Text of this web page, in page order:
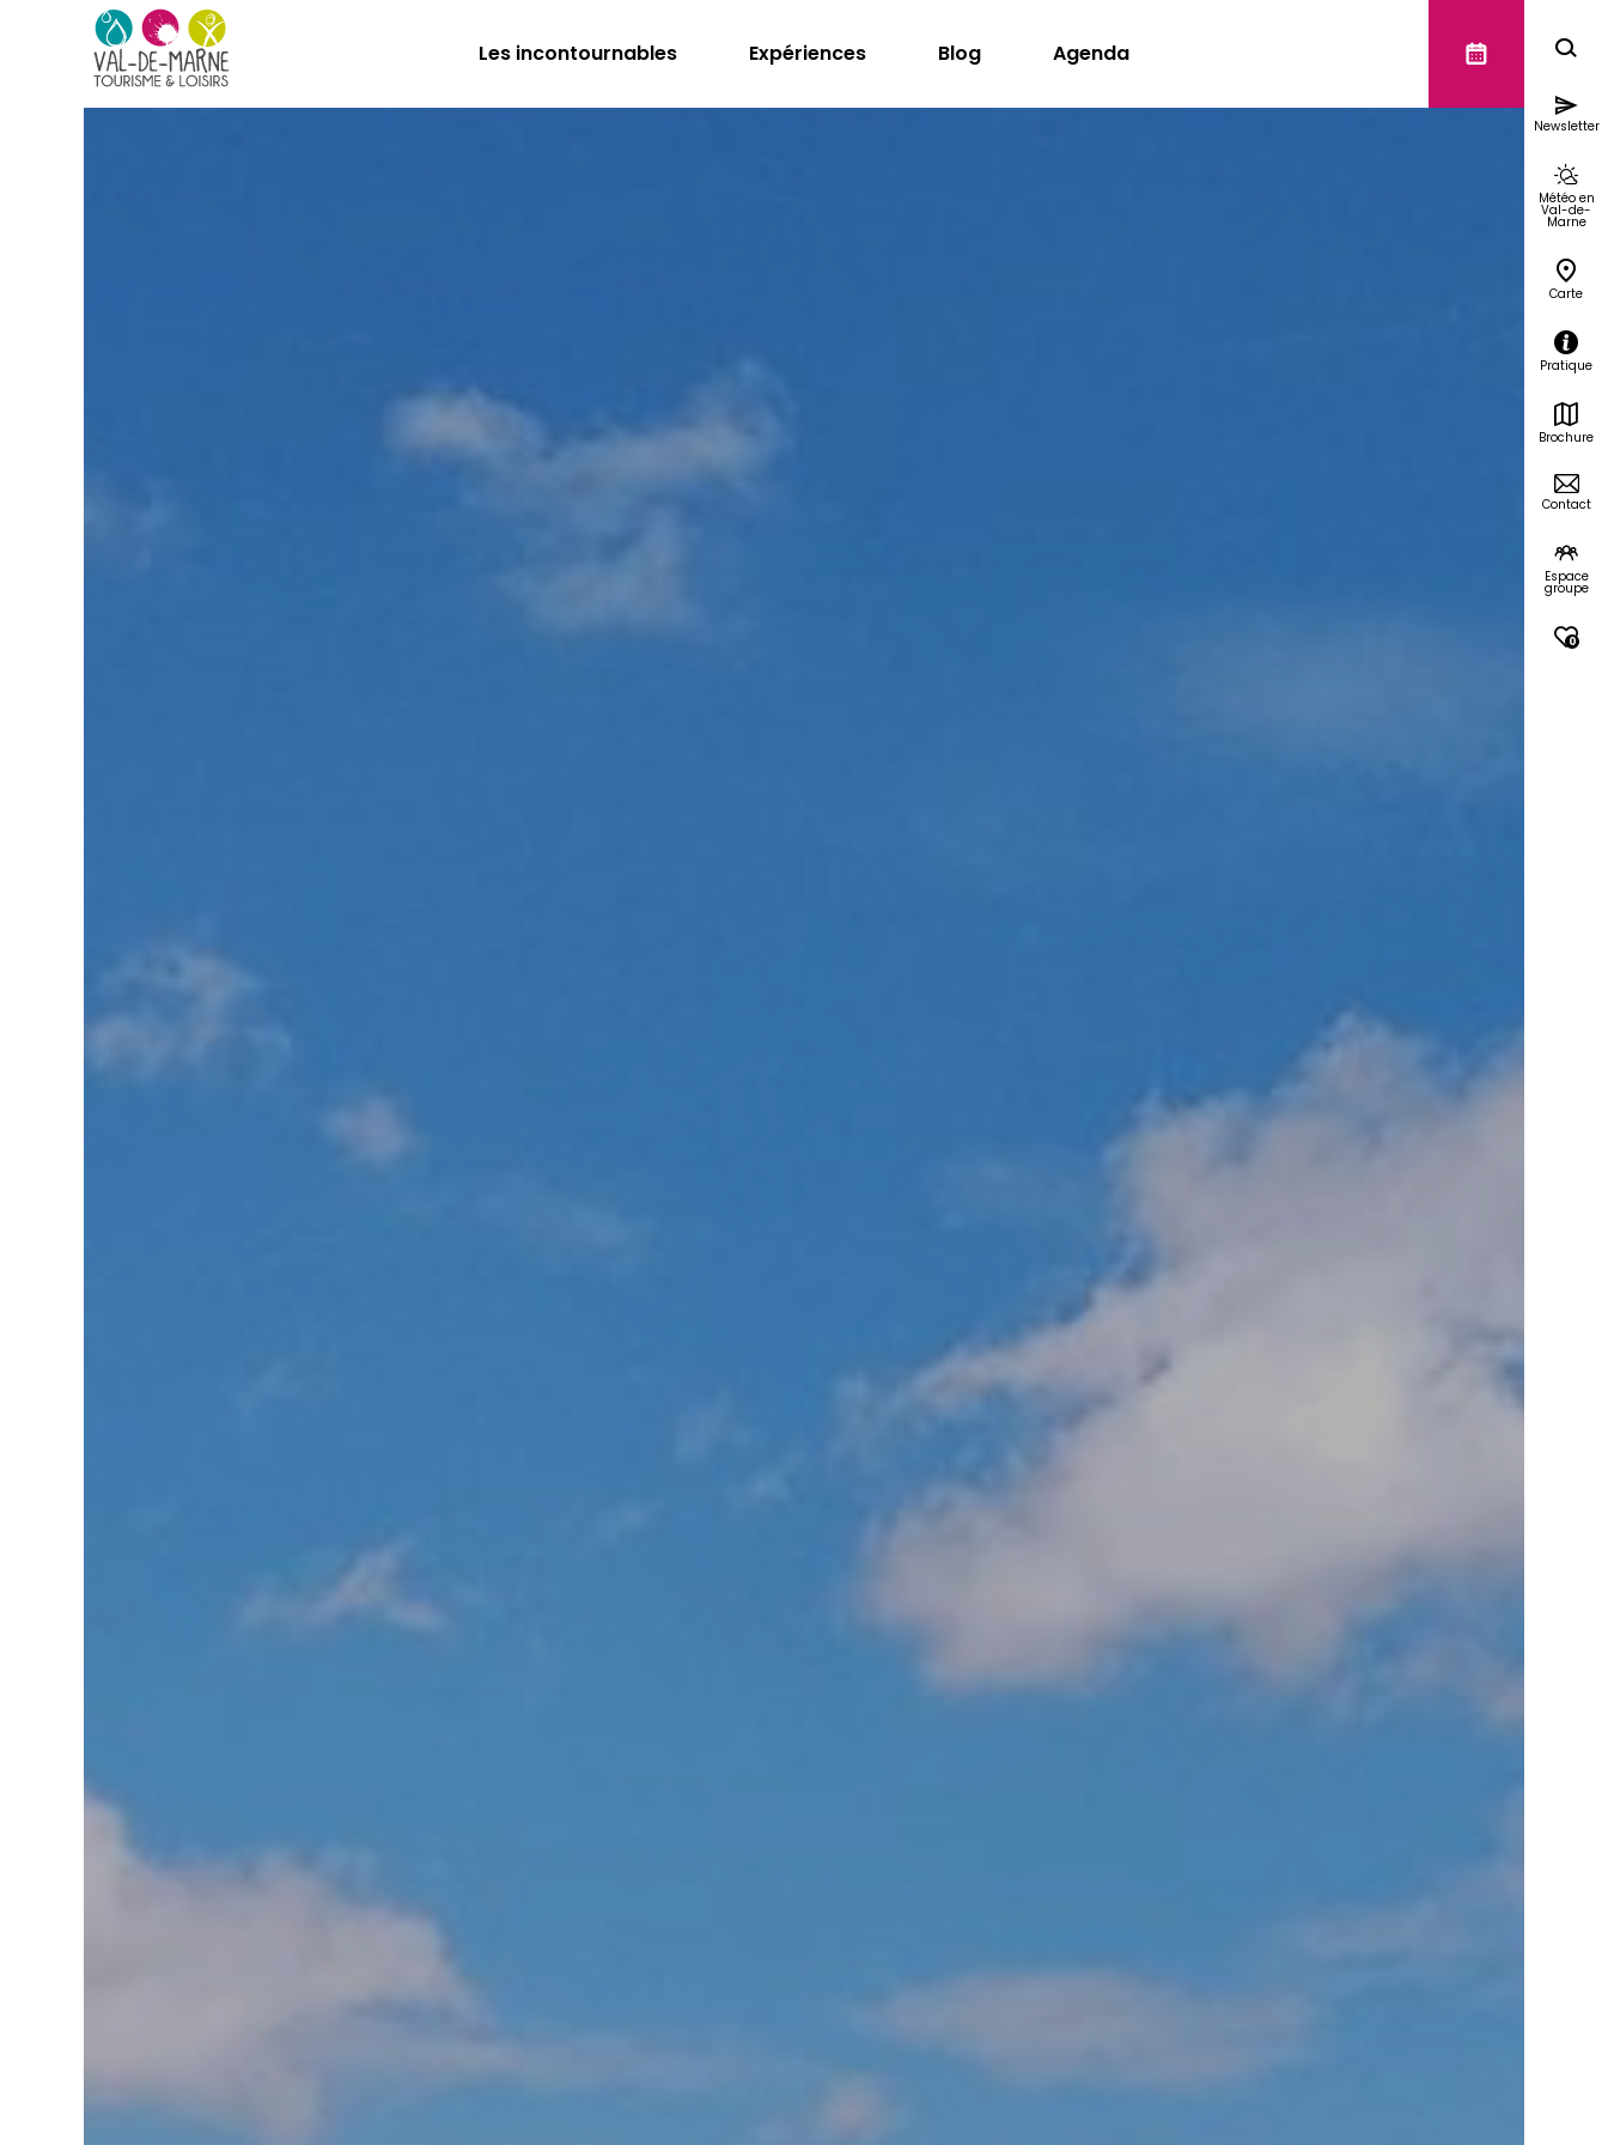
Les incontournables Expériences Blog Agenda
Newsletter
Météo en
Val-de-
Marne
Carte
Pratique
Brochure
Contact
Espace
groupe
0